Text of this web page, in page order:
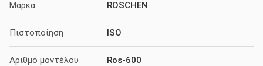
Μάρκα ROSCHEN
Πιστοποίηση ISO
Αριθμό μοντέλου Ros-600